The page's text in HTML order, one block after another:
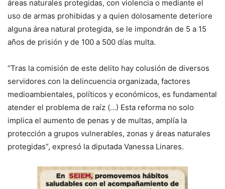
áreas naturales protegidas, con violencia o mediante el
uso de armas prohibidas y a quien dolosamente deteriore
alguna área natural protegida, se le impondrán de 5 a 15
años de prisión y de 100 a 500 días multa.
“Tras la comisión de este delito hay colusión de diversos
servidores con la delincuencia organizada, factores
medioambientales, políticos y económicos, es fundamental
atender el problema de raíz (…) Esta reforma no solo
implica el aumento de penas y de multas, amplía la
protección a grupos vulnerables, zonas y áreas naturales
protegidas”, expresó la diputada Vanessa Linares.